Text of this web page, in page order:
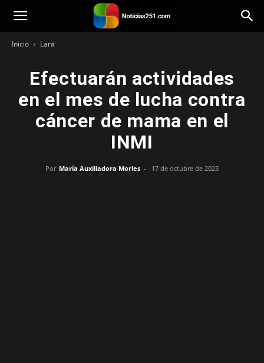
Noticias251
Inicio Lara
Efectuarán actividades
en el mes de lucha contra
cáncer de mama en el
INMI
Por María Auxiliadora Morles - 17 de octubre de 2023